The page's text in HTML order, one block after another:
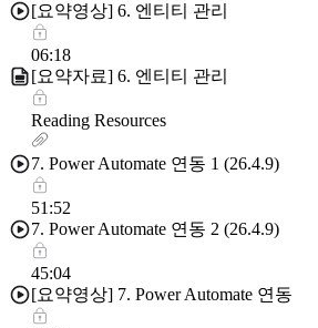
[요약영상] 6. 엔티티 관리
06:18
[요약자료] 6. 엔티티 관리
Reading Resources
7. Power Automate 연동 1 (26.4.9)
51:52
7. Power Automate 연동 2 (26.4.9)
45:04
[요약영상] 7. Power Automate 연동